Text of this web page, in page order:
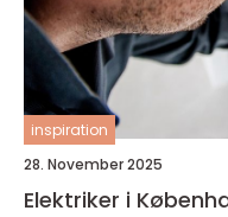
inspiration
28. November 2025
Elektriker i